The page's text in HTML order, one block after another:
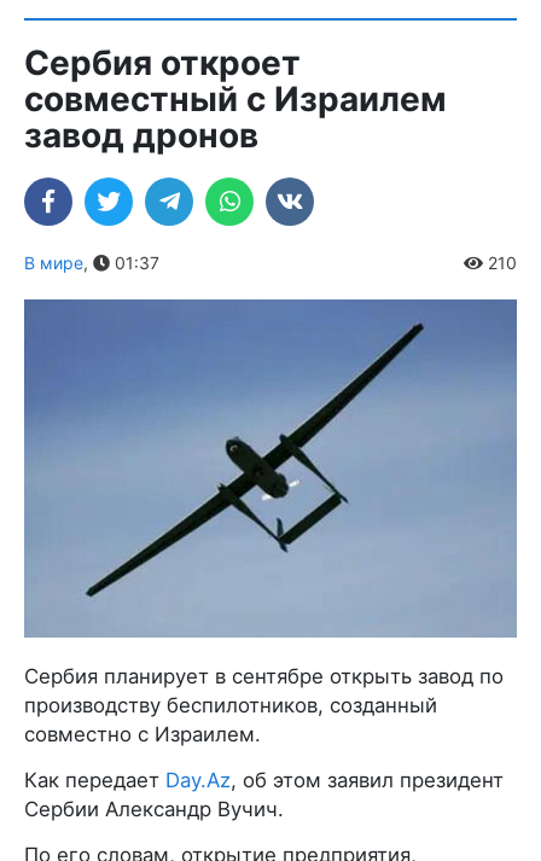
Сербия откроет
совместный с Израилем
завод дронов
В мире, 01:37 210
Сербия планирует в сентябре открыть завод по
производству беспилотников, созданный
совместно с Израилем.
Как передает Day.Az, об этом заявил президент
Сербии Александр Вучич.
По его словам, открытие предприятия,